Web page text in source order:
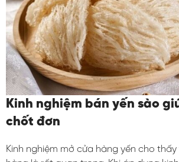
Kinh nghiệm bán yến sào
chốt đơn
Kinh nghiệm mở cửa hàng yến cho thấy